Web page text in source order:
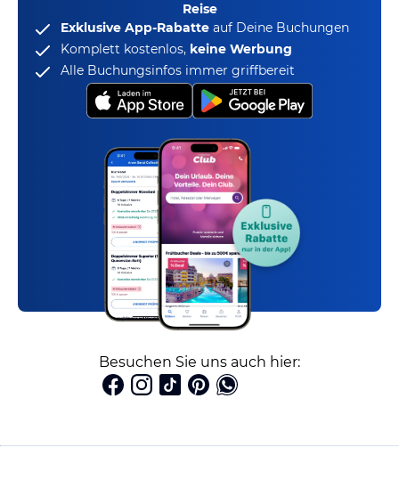
Reise
Exklusive App-Rabatte auf Deine Buchungen
Komplett kostenlos, keine Werbung
Alle Buchungsinfos immer griffbereit
Besuchen Sie uns auch hier: